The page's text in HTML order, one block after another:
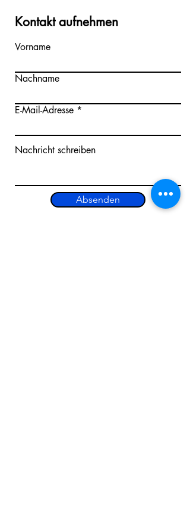
Kontakt aufnehmen
Vorname
Nachname
E-Mail-Adresse
Nachricht schreiben
Absenden